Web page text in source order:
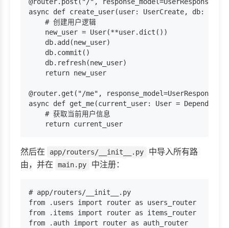
async def create_user(user: UserCreate, db:
    # 创建用户逻辑
    new_user = User(**user.dict())
    db.add(new_user)
    db.commit()
    db.refresh(new_user)
    return new_user
@router.get("/me", response_model=UserResponse)
async def get_me(current_user: User =
    # 获取当前用户信息
然后在 app/routers/__init__.py
中导入所有路
由，并在
main.py 中注册：
# app/routers/__init__.py
from .users import router as users_router
from .items import router as items_router
from .auth import router as auth_router